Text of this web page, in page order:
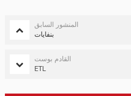
المنشور السابق
بنفايات
القادم بوست
ETL